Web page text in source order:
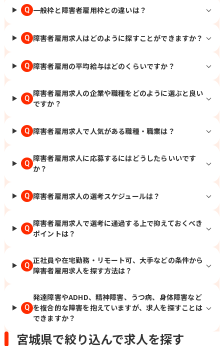
Q 一般枠と障害者雇用枠との違いは？
Q 障害者雇用求人はどのように探すことができますか？
Q 障害者雇用の平均給与はどのくらいですか？
Q
障害者雇用求人の企業や職種をどのように選ぶと良い
ですか？
Q 障害者雇用求人で人気がある職種・職業は？
Q
障害者雇用求人に応募するにはどうしたらいいです
か？
Q 障害者雇用求人の選考スケジュールは？
Q
障害者雇用求人で選考に通過する上で抑えておくべき
ポイントは？
Q
正社員や在宅勤務・リモート可、大手などの条件から
障害者雇用求人を探す方法は？
Q
発達障害やADHD、精神障害、うつ病、身体障害など
を複合的な障害を抱えていますが、求人を探すことは
できますか？
宮城県で絞り込んで求人を探す